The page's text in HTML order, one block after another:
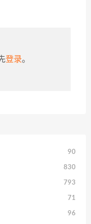
登录。
90
830
793
71
96